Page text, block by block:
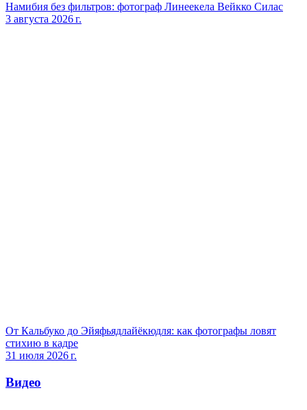
Намибия без фильтров: фотограф Линеекела Вейкко Силас
3 августа 2026 г.
От Кальбуко до Эйяфьядлайёкюдля: как фотографы ловят
стихию в кадре
31 июля 2026 г.
Видео